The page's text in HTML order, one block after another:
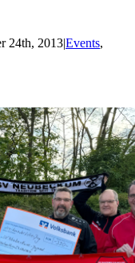
24th, 2013|Events,